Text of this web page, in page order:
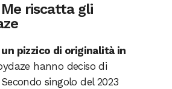
riscatta gli
un pizzico di originalità in
hanno deciso di
singolo del 2023